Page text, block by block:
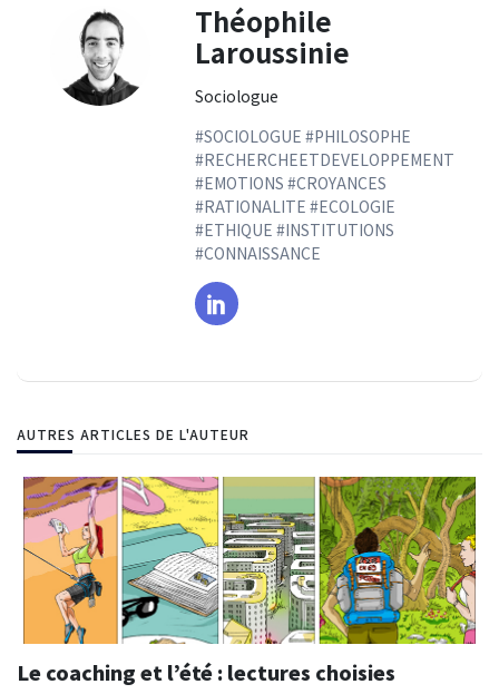
Théophile
Laroussinie
Sociologue
#SOCIOLOGUE #PHILOSOPHE
#RECHERCHEETDEVELOPPEMENT
#EMOTIONS #CROYANCES
#RATIONALITE #ECOLOGIE
#ETHIQUE #INSTITUTIONS
#CONNAISSANCE
AUTRES ARTICLES DE L'AUTEUR
Le coaching et l’été : lectures choisies